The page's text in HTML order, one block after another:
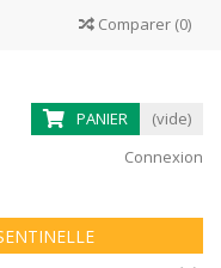
Comparer (0)
PANIER
(vide)
Connexion